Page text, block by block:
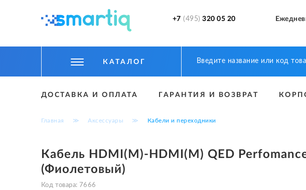
+7 (495) 320 05 20
КАТАЛОГ
ТОВАРЫ ДЛЯ АВТО
АКСЕССУАРЫ
ДОСТАВКА И ОПЛАТА ГАРАНТИЯ И ВОЗВРАТ
Главная ≫ Аксессуары ≫ Кабели и переходники
Кабель HDMI(M)-HDMI(M) QED
(Фиолетовый)
Код товара: 7666